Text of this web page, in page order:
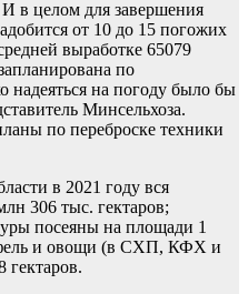
в целом для завершения
от 10 до 15 погожих
выработке 65079
по
надеяться на погоду было бы
Минсельхоза.
по переброске техники
в 2021 году вся
306 тыс. гектаров;
посеяны на площади 1
и овощи (в СХП, КФХ и